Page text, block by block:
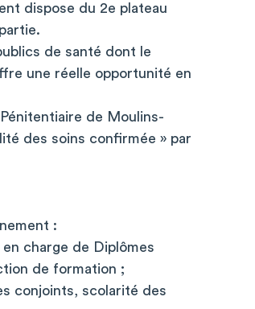
dispose du 2e plateau
de santé dont le
une réelle opportunité en
de Moulins-
des soins confirmée » par
:
charge de Diplômes
de formation ;
conjoints, scolarité des